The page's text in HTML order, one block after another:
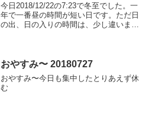
今日2018/12/22の7:23で冬至でした。一
年で一番昼の時間が短い日です。ただ日
の出、日の入りの時間は、少し違いま
おやすみ〜 20180727
おやすみ〜今日も集中したとりあえず休
む